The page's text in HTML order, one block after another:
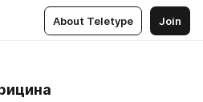
About Teletype Join